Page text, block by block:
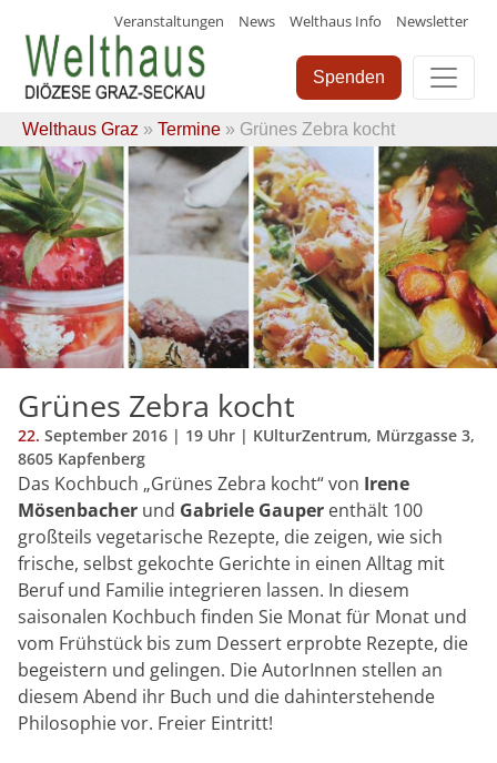
Skip
content
Veranstaltungen News Welthaus Info Newsletter
Spenden
Welthaus Graz » Termine » Grünes Zebra kocht
Grünes Zebra kocht
22. September 2016 | 19 Uhr | KUlturZentrum, Mürzgasse 3,
8605 Kapfenberg
Das Kochbuch „Grünes Zebra kocht“ von Irene
Mösenbacher und Gabriele Gauper enthält 100
großteils vegetarische Rezepte, die zeigen, wie sich
frische, selbst gekochte Gerichte in einen Alltag mit
Beruf und Familie integrieren lassen. In diesem
saisonalen Kochbuch finden Sie Monat für Monat und
vom Frühstück bis zum Dessert erprobte Rezepte, die
begeistern und gelingen. Die AutorInnen stellen an
diesem Abend ihr Buch und die dahinterstehende
Philosophie vor. Freier Eintritt!